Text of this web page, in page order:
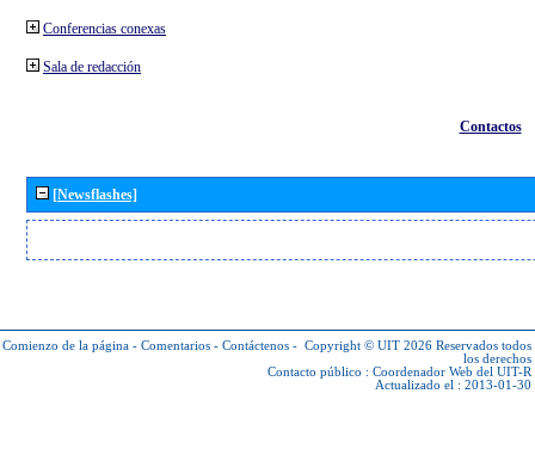
Conferencias conexas
Sala de redacción
Contactos
[Newsflashes]
Comienzo de la página - Comentarios - Contáctenos - Copyright © UIT 2026 Reservados todos
los derechos
Contacto público : Coordenador Web del UIT-R
Actualizado el : 2013-01-30